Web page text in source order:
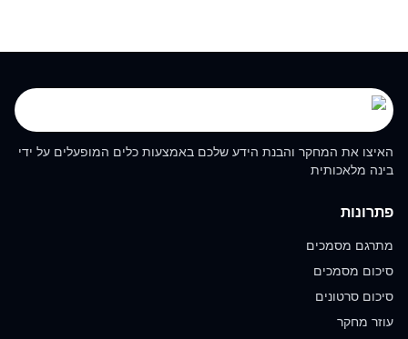
האיצו את המחקר והבנת הידע שלכם באמצעות כלים המופעלים על ידי
בינה מלאכותית
פתרונות
מתרגם מסמכים
סיכום מסמכים
סיכום סרטונים
עוזר מחקר